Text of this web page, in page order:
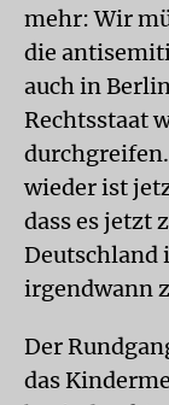
mehr: Wir
die
auch in
Rechtsstaat
wieder ist
dass es jetzt
Deutschland
irgendwann
Der
das